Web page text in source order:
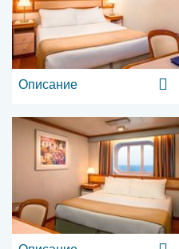
Описание